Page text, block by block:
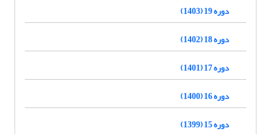
دوره 19 (1403)
دوره 18 (1402)
دوره 17 (1401)
دوره 16 (1400)
دوره 15 (1399)